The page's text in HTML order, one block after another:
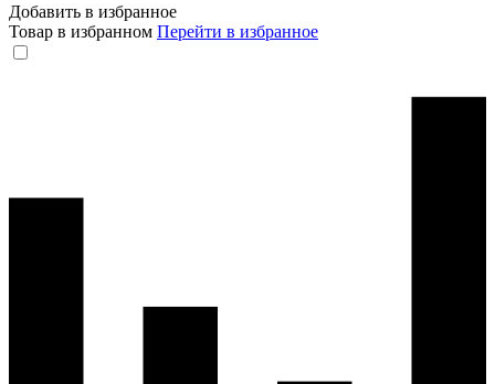
Добавить в избранное
Товар в избранном Перейти в избранное